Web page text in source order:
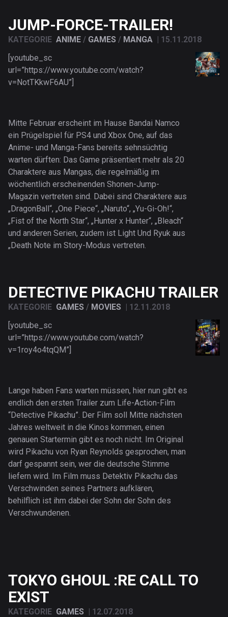
JUMP-FORCE-TRAILER!
KATEGORIE ANIME / GAMES / MANGA | 15.11.2018
[youtube_sc
url=”https://www.youtube.com/watch?
v=NotTKkwF6AU”]
Mitte Februar erscheint im Hause Bandai Namco
ein Prügelspiel für PS4 und Xbox One, auf das
Anime- und Manga-Fans bereits sehnsüchtig
warten dürften: Das Game präsentiert mehr als 20
Charaktere aus Mangas, die regelmäßig im
wöchentlich erscheinenden Shonen-Jump-
Magazin vertreten sind. Dabei sind Charaktere aus
„DragonBall“, „One Piece“, „Naruto“, „Yu-Gi-Oh!“,
„Fist of the North Star“, „Hunter x Hunter“, „Bleach“
und anderen Serien, zudem ist Light Und Ryuk aus
„Death Note im Story-Modus vertreten.
DETECTIVE PIKACHU TRAILER
KATEGORIE GAMES / MOVIES | 12.11.2018
[youtube_sc
url=”https://www.youtube.com/watch?
v=1roy4o4tqQM”]
Lange haben Fans warten müssen, hier nun gibt es
endlich den ersten Trailer zum Life-Action-Film
“Detective Pikachu”. Der Film soll Mitte nächsten
Jahres weltweit in die Kinos kommen, einen
genauen Startermin gibt es noch nicht. Im Original
wird Pikachu von Ryan Reynolds gesprochen, man
darf gespannt sein, wer die deutsche Stimme
liefern wird. Im Film muss Detektiv Pikachu das
Verschwinden seines Partners aufklären,
behilflich ist ihm dabei der Sohn der Sohn des
Verschwundenen.
TOKYO GHOUL :RE CALL TO
EXIST
KATEGORIE GAMES | 12.07.2018